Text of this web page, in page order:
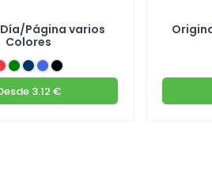
Página varios
Colores
3.12 €